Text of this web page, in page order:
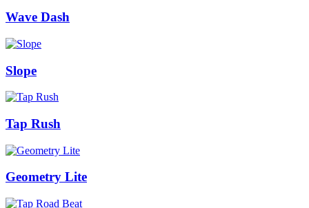
Wave Dash
Slope
Tap Rush
Geometry Lite